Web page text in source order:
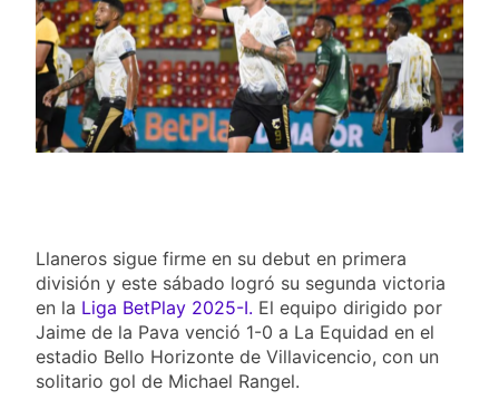
goleó 7-0 a Boyacá Chicó y es
líder de la Liga BetPlay
4 Días Ago
Vuelve la Premier League:
arranca el 21 de agosto con el
Arsenal campeón abriendo
ante el Coventry
4 Días Ago
Escándalo en Montería: el
Llaneros sigue firme en su debut en primera
división y este sábado logró su segunda victoria
en la Liga BetPlay 2025-I. El equipo dirigido por
Jaime de la Pava venció 1-0 a La Equidad en el
estadio Bello Horizonte de Villavicencio, con un
solitario gol de Michael Rangel.